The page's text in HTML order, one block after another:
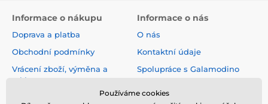
Informace o nákupu
Doprava a platba
Obchodní podmínky
Vrácení zboží, výměna a
reklamace
Online vrácení a reklamace
Informace o nás
O nás
Kontaktní údaje
Spolupráce s Galamodino
údajů
Používáme cookies